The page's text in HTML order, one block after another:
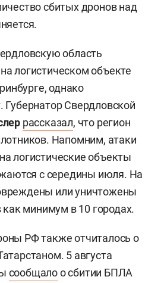
сбитых дронов над
область
логистическом объекте
однако
Губернатор Свердловской
рассказал, что регион
Напомним, атаки
логистические объекты
с середины июля. На
или уничтожены
минимум в 10 городах.
РФ также отчиталось о
5 августа
сообщалоо сбитии БПЛА